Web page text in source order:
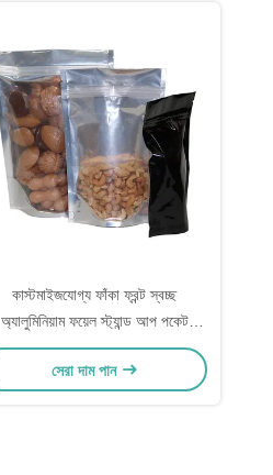
কাস্টমাইজযোগ্য ফাঁকা ফ্রন্ট স্বচ্ছ
অ্যালুমিনিয়াম ফয়েল স্ট্যান্ড আপ পকেট
জিপলক ব্যাগ খাদ্যের জন্য
সেরা দাম পান